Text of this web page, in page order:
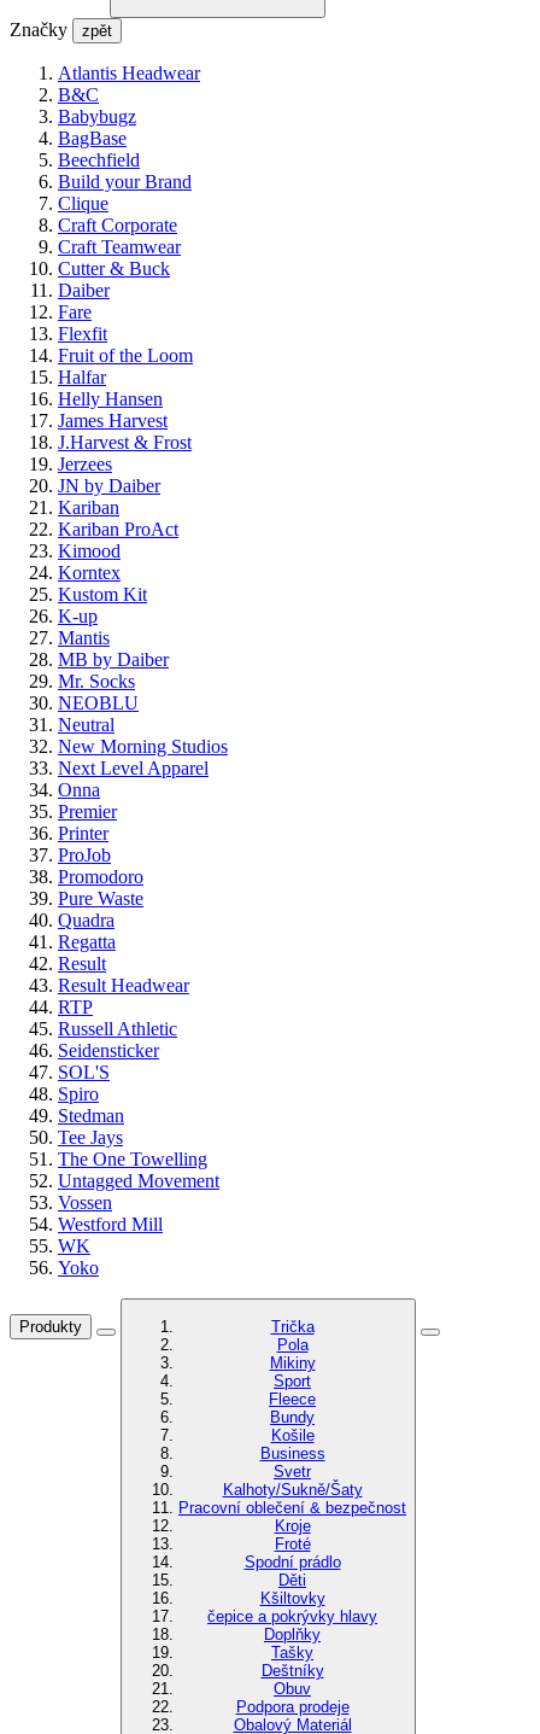
Značky zpět
Atlantis Headwear
B&C
Babybugz
BagBase
Beechfield
Build your Brand
Clique
Craft Corporate
Craft Teamwear
Cutter & Buck
Daiber
Fare
Flexfit
Fruit of the Loom
Halfar
Helly Hansen
James Harvest
J.Harvest & Frost
Jerzees
JN by Daiber
Kariban
Kariban ProAct
Kimood
Korntex
Kustom Kit
K-up
Mantis
MB by Daiber
Mr. Socks
NEOBLU
Neutral
New Morning Studios
Next Level Apparel
Onna
Premier
Printer
ProJob
Promodoro
Pure Waste
Quadra
Regatta
Result
Result Headwear
RTP
Russell Athletic
Seidensticker
SOL'S
Spiro
Stedman
Tee Jays
The One Towelling
Untagged Movement
Vossen
Westford Mill
WK
Yoko
Produkty
Trička
Pola
Mikiny
Sport
Fleece
Bundy
Košile
Business
Svetr
Kalhoty/Sukně/Šaty
Pracovní oblečení & bezpečnost
Kroje
Froté
Spodní prádlo
Děti
Kšiltovky
čepice a pokrývky hlavy
Doplňky
Tašky
Deštníky
Obuv
Podpora prodeje
Obalový Materiál